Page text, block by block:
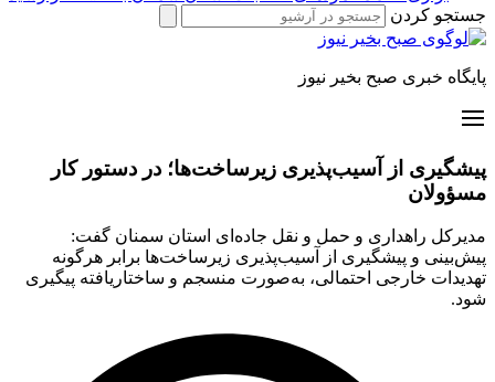
جستجو کردن
پایگاه خبری صبح بخیر نیوز
پیشگیری از آسیب‌پذیری زیرساخت‌ها؛ در دستور کار
مسؤولان
مدیرکل راهداری و حمل و نقل جاده‌ای استان سمنان گفت:
پیش‌بینی و پیشگیری از آسیب‌پذیری زیرساخت‌ها برابر هرگونه
تهدیدات خارجی احتمالی، به‌صورت منسجم و ساختاریافته پیگیری
شود.